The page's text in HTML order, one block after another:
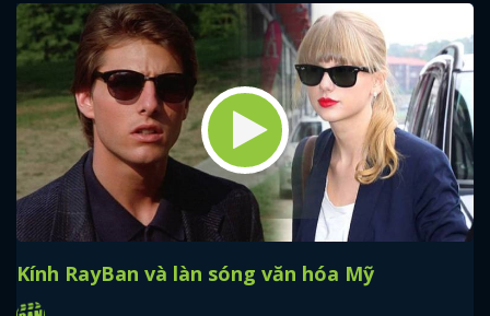
x
ĐĂNG NHẬP
Kính RayBan và làn sóng văn hóa Mỹ